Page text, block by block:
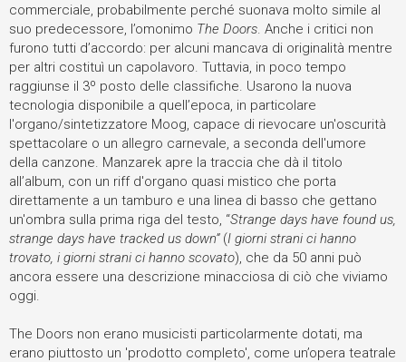
commerciale, probabilmente perché suonava molto simile al
suo predecessore, l’omonimo The Doors . Anche i critici non
furono tutti d’accordo: per alcuni mancava di originalità mentre
per altri costituì un capolavoro. Tuttavia, in poco tempo
raggiunse il 3º posto delle classifiche. Usarono la nuova
tecnologia disponibile a quell’epoca, in particolare
l'organo/sintetizzatore Moog, capace di rievocare un'oscurità
spettacolare o un allegro carnevale, a seconda dell'umore
della canzone. Manzarek apre la traccia che dà il titolo
all’album, con un riff d'organo quasi mistico che porta
direttamente a un tamburo e una linea di basso che gettano
un'ombra sulla prima riga del testo, “Strange days have found us,
strange days have tracked us down”(I giorni strani ci hanno
trovato, i giorni strani ci hanno scovato), che da 50 anni può
ancora essere una descrizione minacciosa di ciò che viviamo
oggi.
The Doors non erano musicisti particolarmente dotati, ma
erano piuttosto un 'prodotto completo', come un’opera teatrale